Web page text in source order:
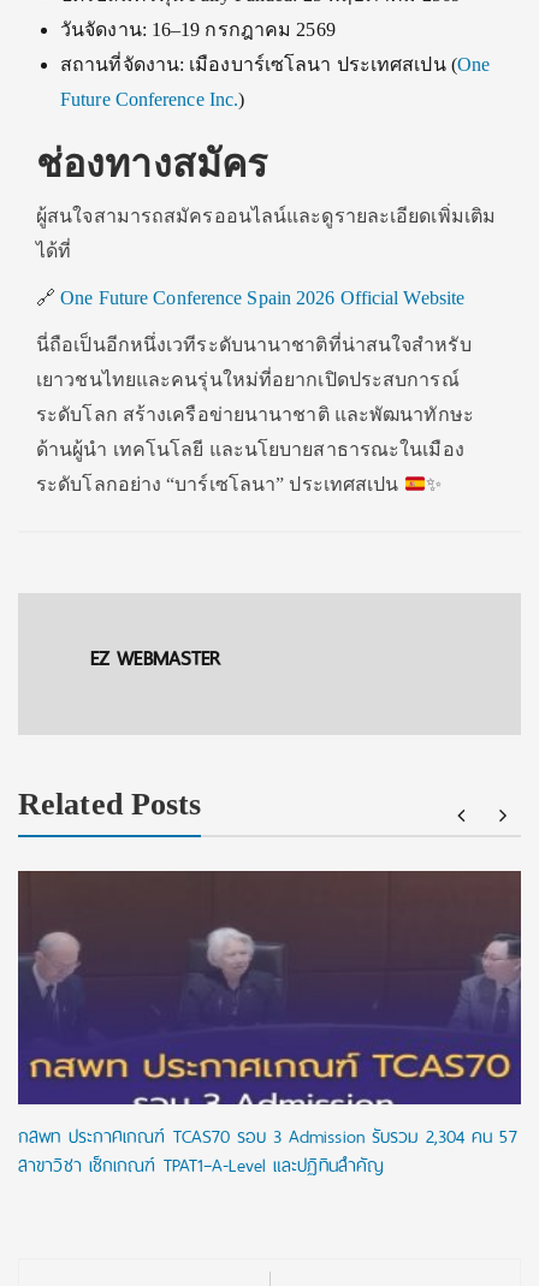
วันจัดงาน: 16–19 กรกฎาคม 2569
สถานที่จัดงาน: เมืองบาร์เซโลนา ประเทศสเปน (One
Future Conference Inc.)
ช่องทางสมัคร
ผู้สนใจสามารถสมัครออนไลน์และดูรายละเอียดเพิ่มเติม
ได้ที่
🔗One Future Conference Spain 2026 Official Website
นี่ถือเป็นอีกหนึ่งเวทีระดับนานาชาติที่น่าสนใจสำหรับ
เยาวชนไทยและคนรุ่นใหม่ที่อยากเปิดประสบการณ์
ระดับโลก สร้างเครือข่ายนานาชาติ และพัฒนาทักษะ
ด้านผู้นำ เทคโนโลยี และนโยบายสาธารณะในเมือง
ระดับโลกอย่าง “บาร์เซโลนา” ประเทศสเปน
✨
EZ WEBMASTER
Related Posts
กสพท ประกาศเกณฑ์ TCAS70 รอบ 3 Admission รับรวม 2,304 คน 57
สาขาวิชา เช็กเกณฑ์ TPAT1–A-Level และปฏิทินสำคัญ